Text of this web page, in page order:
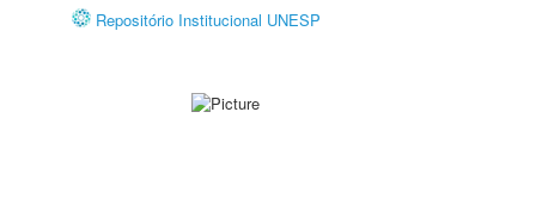
Repositório Institucional UNESP